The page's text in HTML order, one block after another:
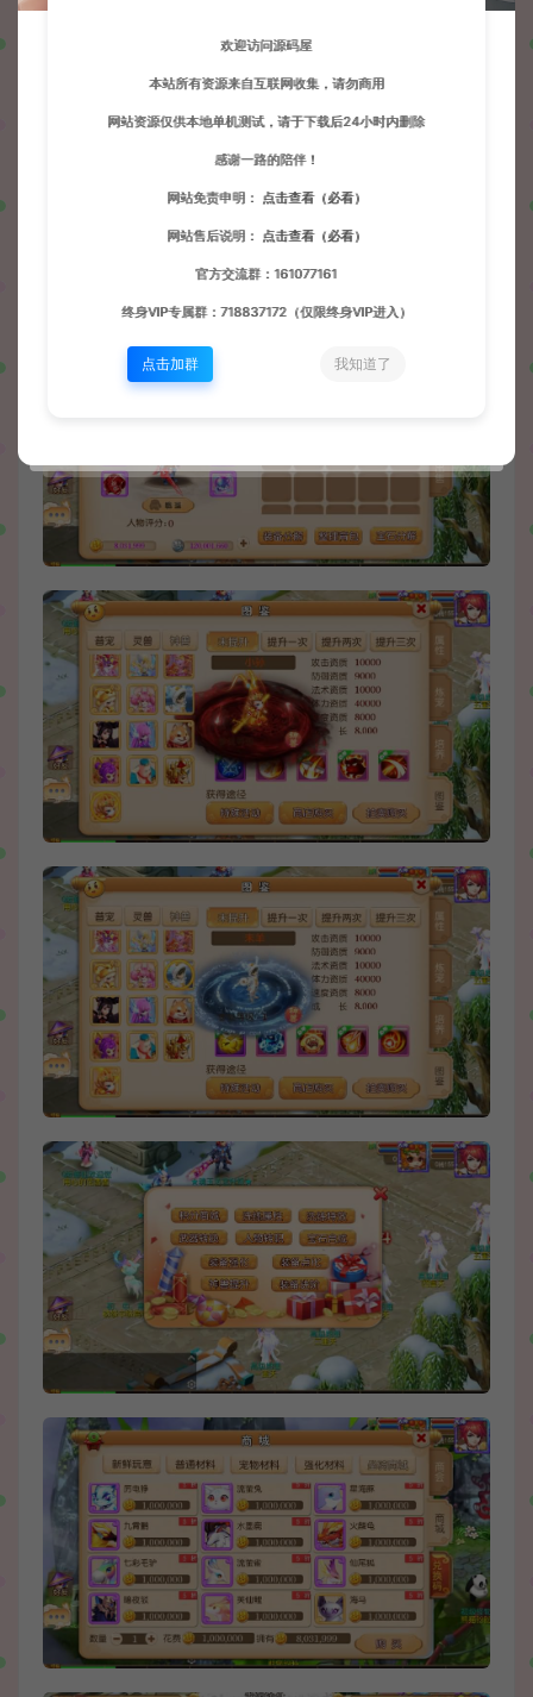
欢迎访问源码屋
本站所有资源来自互联网收集，请勿商用
网站资源仅供本地单机测试，请于下载后24小时内删除
感谢一路的陪伴！
网站免责申明： 点击查看（必看）
网站售后说明： 点击查看（必看）
官方交流群：161077161
终身VIP专属群：718837172（仅限终身VIP进入）
点击加群 我知道了